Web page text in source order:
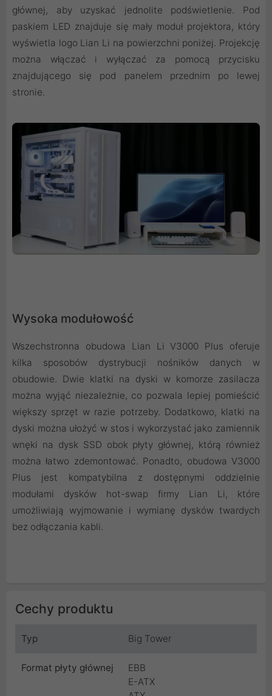
głównej, aby uzyskać jednolite podświetlenie. Pod
paskiem LED znajduje się mały moduł projektora, który
wyświetla logo Lian Li na powierzchni poniżej. Projekcję
można włączać i wyłączać za pomocą przycisku
znajdującego się pod panelem przednim po lewej
stronie.
Wysoka modułowość
Wszechstronna obudowa Lian Li V3000 Plus oferuje
kilka sposobów dystrybucji nośników danych w
obudowie. Dwie klatki na dyski w komorze zasilacza
można wyjąć niezależnie, co pozwala lepiej pomieścić
większy sprzęt w razie potrzeby. Dodatkowo, klatki na
dyski można ułożyć w stos i wykorzystać jako zamiennik
wnęki na dysk SSD obok płyty głównej, którą również
można łatwo zdemontować. Ponadto, obudowa V3000
Plus jest kompatybilna z dostępnymi oddzielnie
modułami dysków hot-swap firmy Lian Li, które
umożliwiają wyjmowanie i wymianę dysków twardych
bez odłączania kabli.
Cechy produktu
Typ Big Tower
Format płyty głównej
EBB
E-ATX